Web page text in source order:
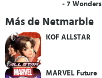
- 7 Wonders
Más de Netmarble
KOF ALLSTAR
MARVEL Future